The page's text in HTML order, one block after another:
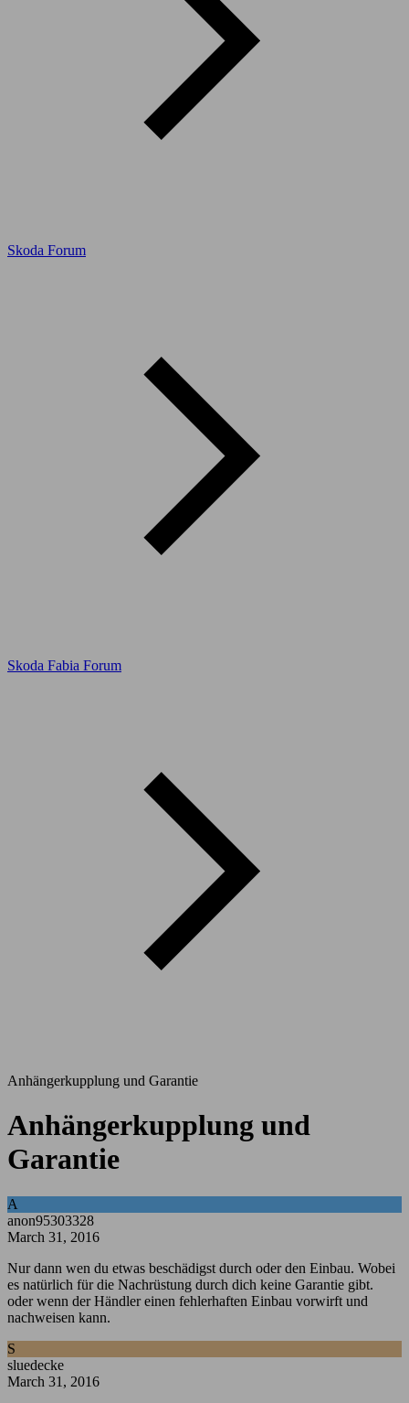
Skoda Forum
Skoda Fabia Forum
Anhängerkupplung und Garantie
Anhängerkupplung und
Garantie
A
anon95303328
March 31, 2016
Nur dann wen du etwas beschädigst durch oder den Einbau. Wobei
es natürlich für die Nachrüstung durch dich keine Garantie gibt.
oder wenn der Händler einen fehlerhaften Einbau vorwirft und
nachweisen kann.
S
sluedecke
March 31, 2016